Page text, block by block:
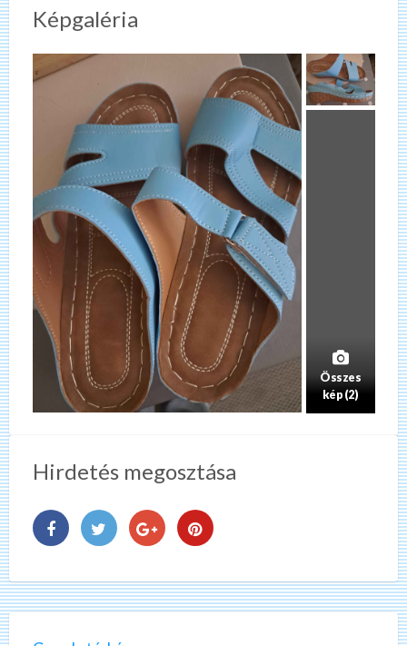
Képgaléria
Összes
kép (2)
Hirdetés megosztása